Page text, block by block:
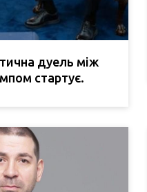
дуель між
стартує.